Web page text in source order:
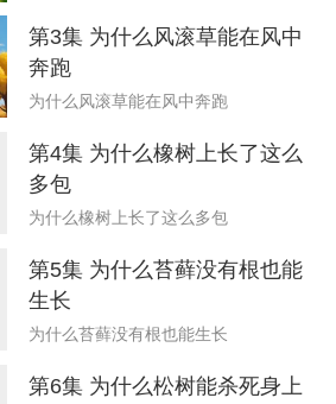
第3集 为什么风滚草能在风中
奔跑
为什么风滚草能在风中奔跑
第4集 为什么橡树上长了这么
多包
为什么橡树上长了这么多包
第5集 为什么苔藓没有根也能
生长
为什么苔藓没有根也能生长
第6集 为什么松树能杀死身上